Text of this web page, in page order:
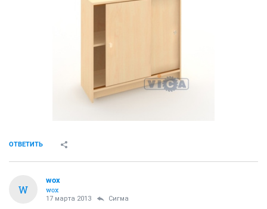
ОТВЕТИТЬ
W
wox
wox
17 марта 2013 Сигма